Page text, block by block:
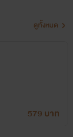
ดูทั้งหมด
579 บาท